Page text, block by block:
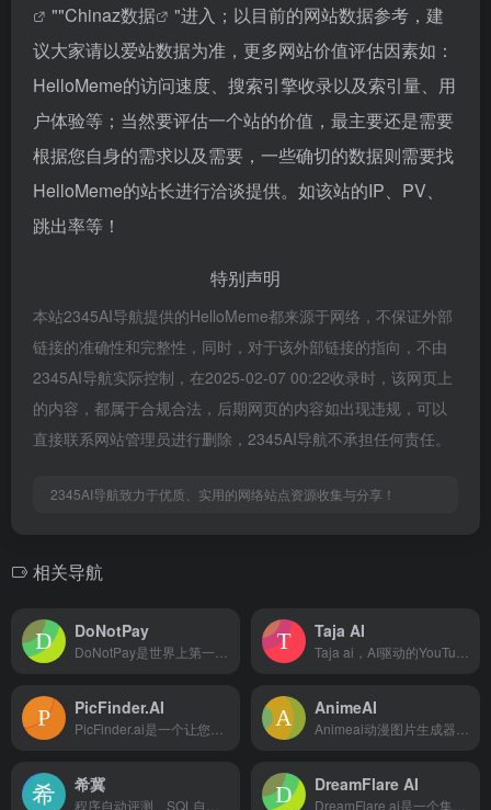
""Chinaz数据
"进入；以目前的网站数据参考，建
议大家请以爱站数据为准，更多网站价值评估因素如：
HelloMeme的访问速度、搜索引擎收录以及索引量、用
户体验等；当然要评估一个站的价值，最主要还是需要
根据您自身的需求以及需要，一些确切的数据则需要找
HelloMeme的站长进行洽谈提供。如该站的IP、PV、
跳出率等！
特别声明
本站2345AI导航提供的HelloMeme都来源于网络，不保证外部
链接的准确性和完整性，同时，对于该外部链接的指向，不由
2345AI导航实际控制，在2025-02-07 00:22收录时，该网页上
的内容，都属于合规合法，后期网页的内容如出现违规，可以
直接联系网站管理员进行删除，2345AI导航不承担任何责任。
2345AI导航致力于优质、实用的网络站点资源收集与分享！
相关导航
DoNotPay Taja AI
PicFinder.AI AnimeAI
希冀 DreamFlare AI